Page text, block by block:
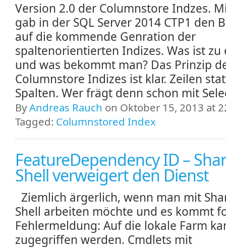
Version 2.0 der Columnstore Indzes.
gab in der SQL Server 2014 CTP1 den
auf die kommende Genration der
spaltenorientierten Indizes. Was ist zu
und was bekommt man? Das Prinzip
Columnstore Indizes ist klar. Zeilen
Spalten. Wer frägt denn schon mit
ByAndreas Rauch on Oktober 15, 2013 at
Tagged: Columnstored Index
FeatureDependency ID –
Shell verweigert den Dienst
Ziemlich ärgerlich, wenn man mit
Shell arbeiten möchte und es kommt
Fehlermeldung: Auf die lokale Farm
zugegriffen werden. Cmdlets mit